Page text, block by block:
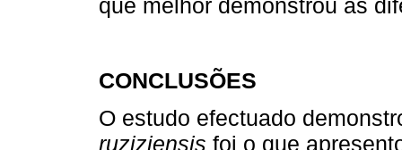
CONCLUSÕES
O estudo efectuado
ruziziensis foi o que